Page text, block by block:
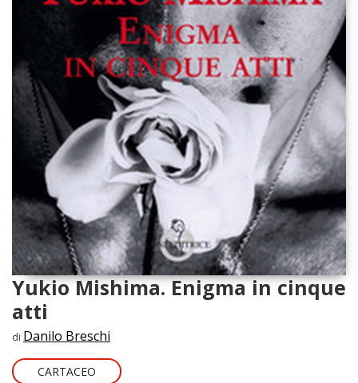
Yukio Mishima. Enigma in cinque
atti
di Danilo Breschi
CARTACEO